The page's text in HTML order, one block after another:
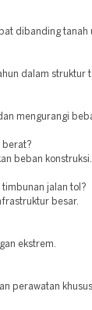
dibanding tanah
dalam struktur
mengurangi
berat?
beban konstruksi.
timbunan jalan tol?
besar.
ekstrem.
perawatan